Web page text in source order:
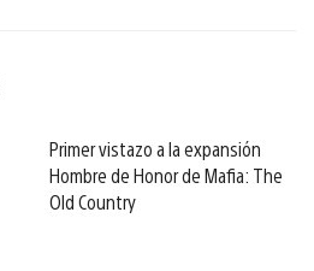
Primer vistazo a la expansión
Hombre de Honor de Mafia: The
Old Country